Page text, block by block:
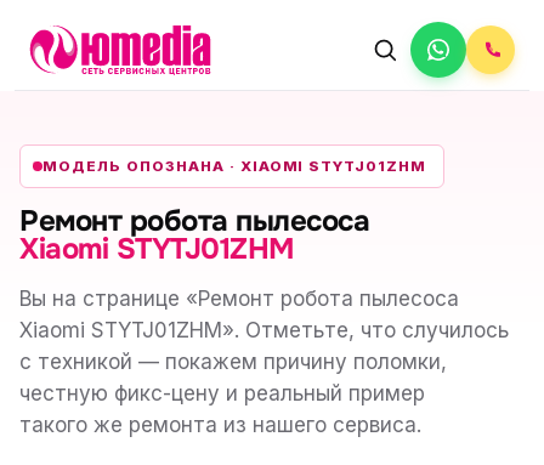
МОДЕЛЬ ОПОЗНАНА · XIAOMI STYTJ01ZHM
Ремонт робота пылесоса
Xiaomi STYTJ01ZHM
Вы на странице «Ремонт робота пылесоса
Xiaomi STYTJ01ZHM». Отметьте, что случилось
с техникой — покажем причину поломки,
честную фикс-цену и реальный пример
такого же ремонта из нашего сервиса.